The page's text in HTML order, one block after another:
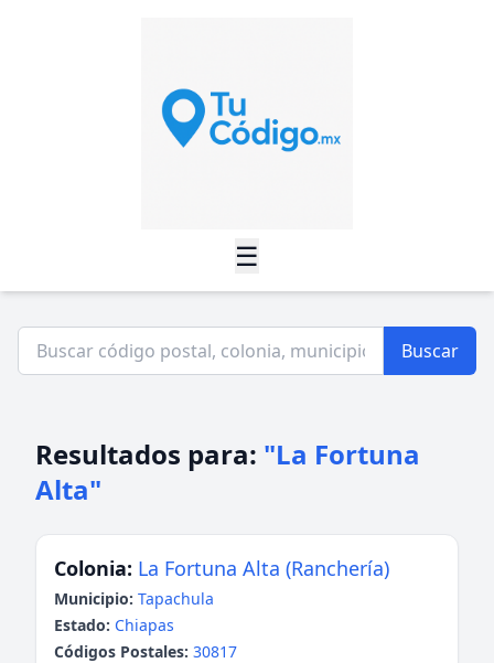
☰
Buscar
Resultados para: "La Fortuna
Alta"
Colonia: La Fortuna Alta (Ranchería)
Municipio: Tapachula
Estado: Chiapas
Códigos Postales: 30817